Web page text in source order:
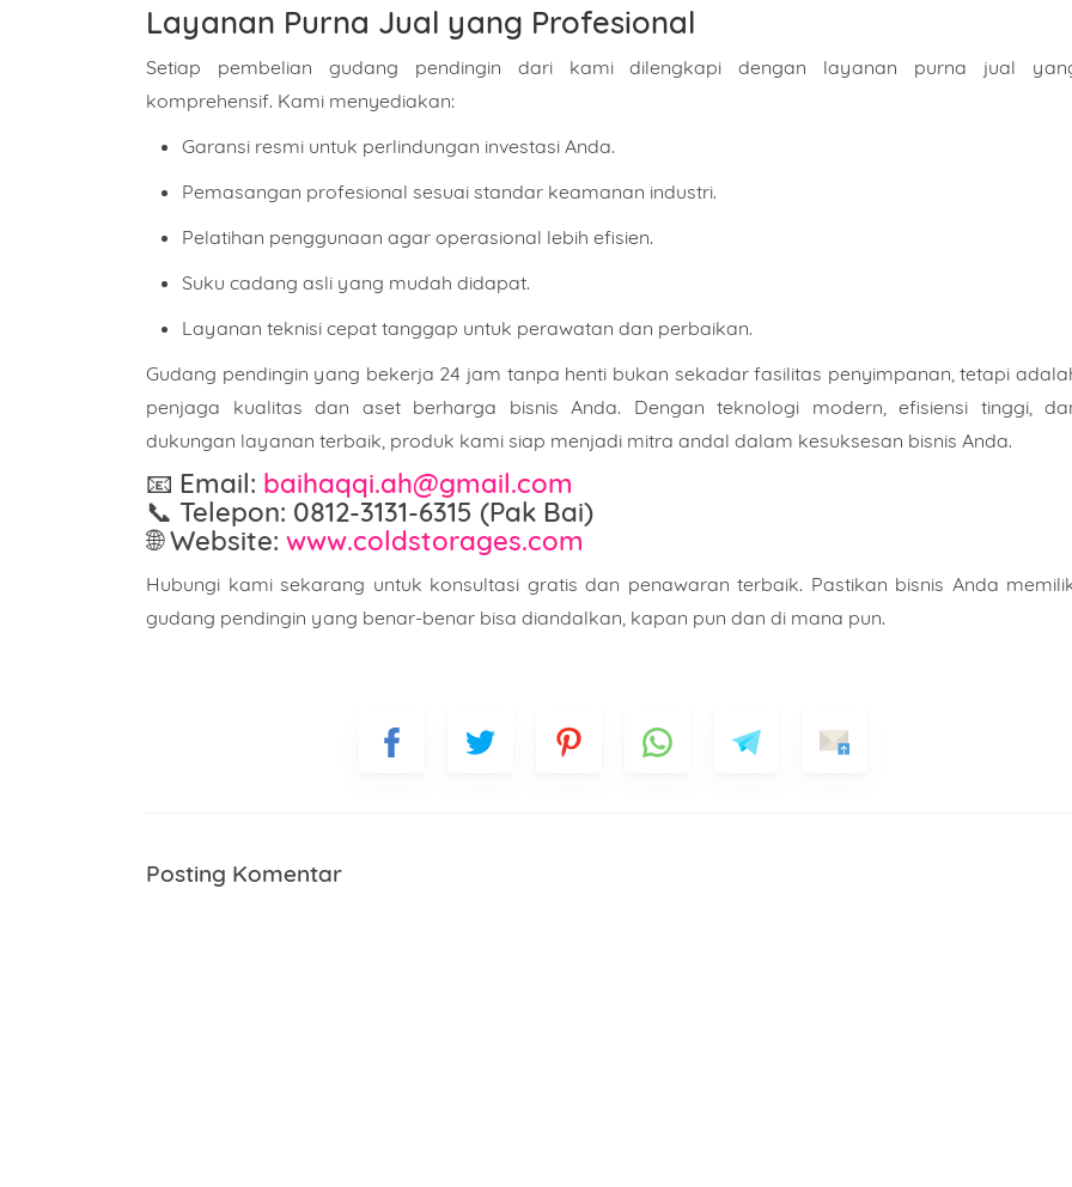
Layanan Purna Jual yang Profesional
Setiap pembelian gudang pendingin dari kami dilengkapi dengan layanan purna jual
komprehensif. Kami menyediakan:
Garansi resmi untuk perlindungan investasi Anda.
Pemasangan profesional sesuai standar keamanan industri.
Pelatihan penggunaan agar operasional lebih efisien.
Suku cadang asli yang mudah didapat.
Layanan teknisi cepat tanggap untuk perawatan dan perbaikan.
Gudang pendingin yang bekerja 24 jam tanpa henti bukan sekadar fasilitas penyimpanan, tetapi
penjaga kualitas dan aset berharga bisnis Anda. Dengan teknologi modern, efisiensi tinggi,
dukungan layanan terbaik, produk kami siap menjadi mitra andal dalam kesuksesan bisnis Anda.
📧 Email: baihaqqi.ah@gmail.com
📞 Telepon: 0812-3131-6315 (Pak Bai)
🌐 Website: www.coldstorages.com
Hubungi kami sekarang untuk konsultasi gratis dan penawaran terbaik. Pastikan bisnis Anda
gudang pendingin yang benar-benar bisa diandalkan, kapan pun dan di mana pun.
Posting Komentar